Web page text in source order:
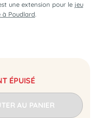
une extension pour le jeu
à Poudlard.
ÉPUISÉ
AU PANIER